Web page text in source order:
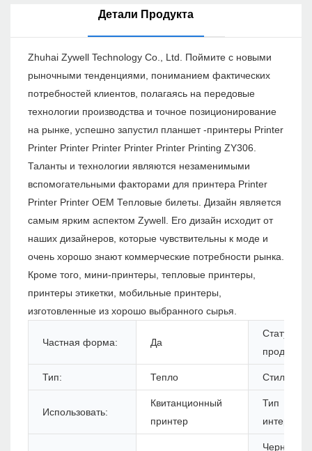
Детали Продукта
Zhuhai Zywell Technology Co., Ltd. Поймите с новыми
рыночными тенденциями, пониманием фактических
потребностей клиентов, полагаясь на передовые
технологии производства и точное позиционирование
на рынке, успешно запустил планшет -принтеры Printer
Printer Printer Printer Printer Printer Printing ZY306.
Таланты и технологии являются незаменимыми
вспомогательными факторами для принтера Printer
Printer Printer OEM Тепловые билеты. Дизайн является
самым ярким аспектом Zywell. Его дизайн исходит от
наших дизайнеров, которые чувствительны к моде и
очень хорошо знают коммерческие потребности рынка.
Кроме того, мини-принтеры, тепловые принтеры,
принтеры этикетки, мобильные принтеры,
изготовленные из хорошо выбранного сырья.
Частная форма: Да
Статус
продуктов:
Тип: Тепло Стиль:
Использовать:
Квитанционный
принтер
Тип
Черная